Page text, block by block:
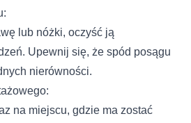
lub nóżki, oczyść ją
Upewnij się, że spód posągu
nierówności.
na miejscu, gdzie ma zostać